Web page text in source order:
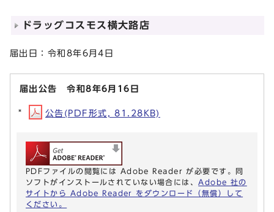
ドラッグコスモス横大路店
届出日：令和8年6月4日
届出公告 令和8年6月16日
公告(PDF形式, 81.28KB)
PDFファイルの閲覧には Adobe Reader が必要です。同
ソフトがインストールされていない場合には、 Adobe 社の
サイトから Adobe Reader をダウンロード（無償）して
ください。